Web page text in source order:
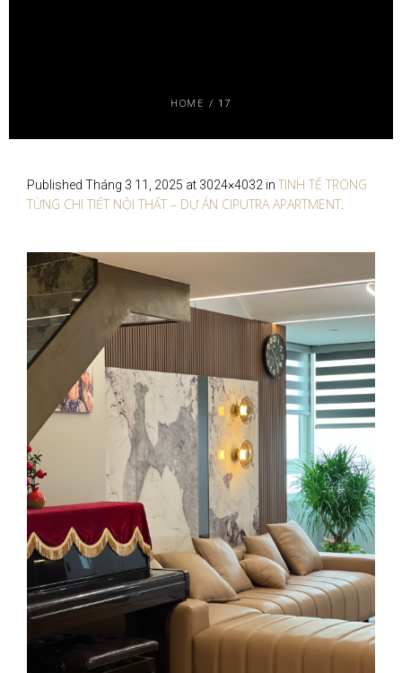
HOME / 17
Published Tháng 3 11, 2025 at 3024×4032 in TINH TẾ TRONG
TỪNG CHI TIẾT NỘI THẤT – DỰ ÁN CIPUTRA APARTMENT.